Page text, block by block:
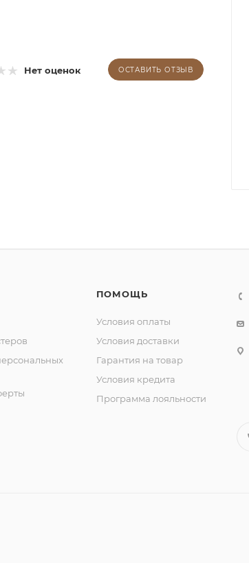
Нет оценок ОСТАВИТЬ ОТЗЫВ
ПОМОЩЬ
Условия оплаты
Условия доставки
Гарантия на товар
Условия кредита
Программа лояльности